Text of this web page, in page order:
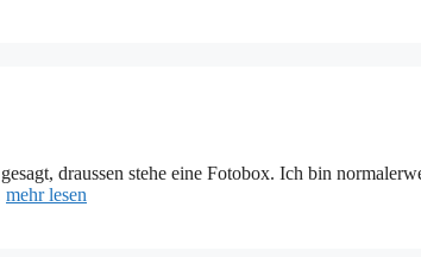
draussen stehe eine Fotobox. Ich bin
mehr lesen